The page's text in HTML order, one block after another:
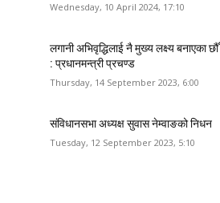
Wednesday, 10 April 2024, 17:10
लगानी अभिवृद्धिलाई नै मुख्य लक्ष्य बनाएका छौँ
: प्रधानमन्त्री प्रचण्ड
Thursday, 14 September 2023, 6:00
संविधानसभा अध्यक्ष सुवास नेम्वाङको निधन
Tuesday, 12 September 2023, 5:10